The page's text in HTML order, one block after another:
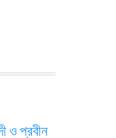
ও প্রবীন